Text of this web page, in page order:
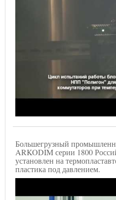
Большегрузный
ARKODIM серии 1800
установлен на
пластика под давлением.